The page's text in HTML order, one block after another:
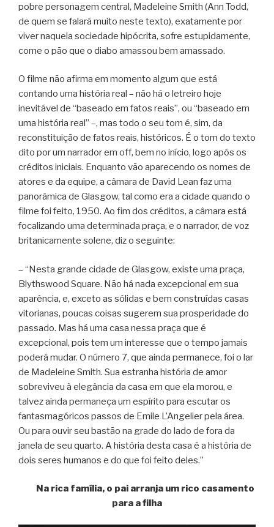
pobre personagem central, Madeleine Smith (Ann Todd,
de quem se falará muito neste texto), exatamente por
viver naquela sociedade hipócrita, sofre estupidamente,
come o pão que o diabo amassou bem amassado.
O filme não afirma em momento algum que está
contando uma história real – não há o letreiro hoje
inevitável de “baseado em fatos reais”, ou “baseado em
uma história real” –, mas todo o seu tom é, sim, da
reconstituição de fatos reais, históricos. É o tom do texto
dito por um narrador em off, bem no início, logo após os
créditos iniciais. Enquanto vão aparecendo os nomes de
atores e da equipe, a câmara de David Lean faz uma
panorâmica de Glasgow, tal como era a cidade quando o
filme foi feito, 1950. Ao fim dos créditos, a câmara está
focalizando uma determinada praça, e o narrador, de voz
britanicamente solene, diz o seguinte:
– “Nesta grande cidade de Glasgow, existe uma praça,
Blythswood Square. Não há nada excepcional em sua
aparência, e, exceto as sólidas e bem construídas casas
vitorianas, poucas coisas sugerem sua prosperidade do
passado. Mas há uma casa nessa praça que é
excepcional, pois tem um interesse que o tempo jamais
poderá mudar. O número 7, que ainda permanece, foi o lar
de Madeleine Smith. Sua estranha história de amor
sobreviveu à elegância da casa em que ela morou, e
talvez ainda permaneça um espírito para escutar os
fantasmagóricos passos de Emile L’Angelier pela área.
Ou para ouvir seu bastão na grade do lado de fora da
janela de seu quarto. A história desta casa é a história de
dois seres humanos e do que foi feito deles.”
Na rica família, o pai arranja um rico casamento
para a filha